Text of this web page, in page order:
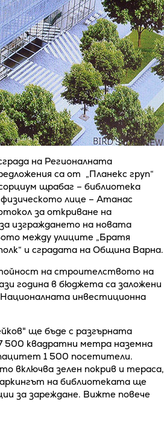
на Регионалната
са от „Планекс груп“
щрабаг – библиотека
лице – Атанас
за откриване на
изграждането на новата
между улиците „Братя
и сградата на Община Варна.
на строителството на
година в бюджета са заложени
инвестиционна
ще бъде с разгърната
квадратни метра наземна
1 500 посетители.
включва зелен покрив и тераса,
на библиотеката ще
за зареждане. Вижте повече